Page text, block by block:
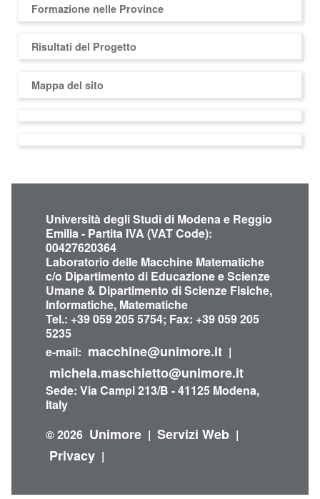
Formazione nelle Province
Risultati del Progetto
Mappa del sito
Università degli Studi di Modena e Reggio
Emilia - Partita IVA (VAT Code):
00427620364
Laboratorio delle Macchine Matematiche
c/o Dipartimento di Educazione e Scienze
Umane & Dipartimento di Scienze Fisiche,
Informatiche, Matematiche
Tel.: +39 059 205 5754; Fax: +39 059 205
5235
e-mail: macchine@unimore.it |
michela.maschietto@unimore.it
Sede: Via Campi 213/B - 41125 Modena,
Italy
© 2026 Unimore | Servizi Web |
Privacy |